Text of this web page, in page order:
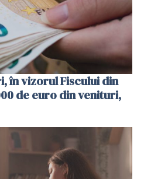
în vizorul Fiscului din
de euro din venituri,